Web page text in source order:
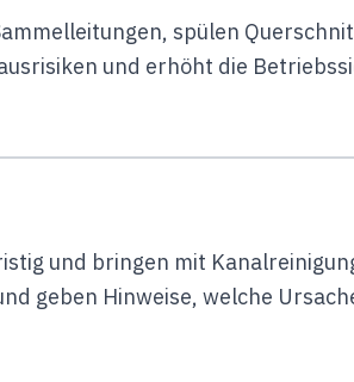
spülen
und erhöht die
und bringen mit
geben Hinweise, welche